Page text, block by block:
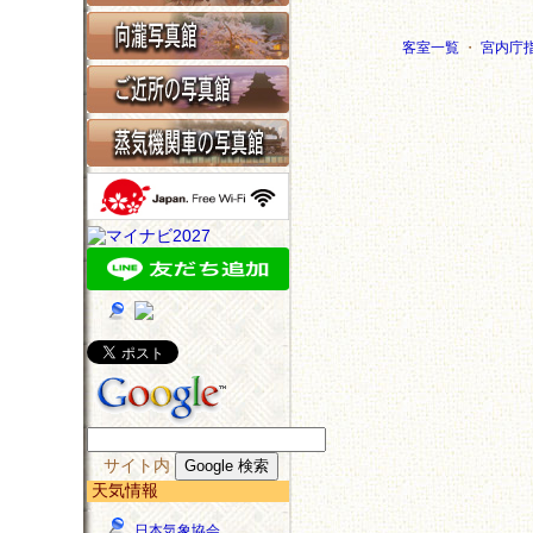
サイト内
天気情報
客室一覧 ・ 宮内庁